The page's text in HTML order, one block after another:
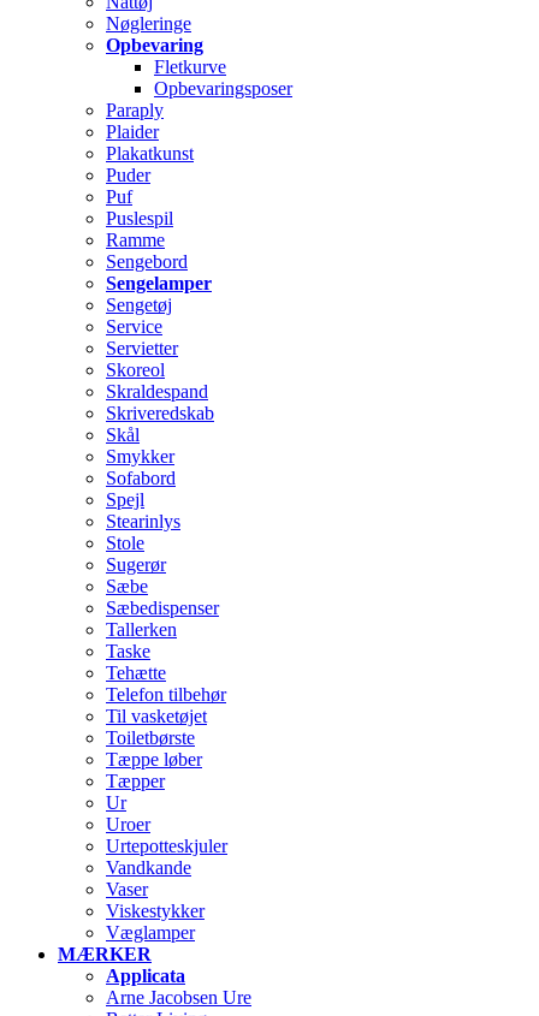
Nøgleringe
Opbevaring
Fletkurve
Opbevaringsposer
Paraply
Plaider
Plakatkunst
Puder
Puf
Puslespil
Ramme
Sengebord
Sengelamper
Sengetøj
Service
Servietter
Skoreol
Skraldespand
Skriveredskab
Skål
Smykker
Sofabord
Spejl
Stearinlys
Stole
Sugerør
Sæbe
Sæbedispenser
Tallerken
Taske
Tehætte
Telefon tilbehør
Til vasketøjet
Toiletbørste
Tæppe løber
Tæpper
Ur
Uroer
Urtepotteskjuler
Vandkande
Vaser
Viskestykker
Væglamper
MÆRKER
Applicata
Arne Jacobsen Ure